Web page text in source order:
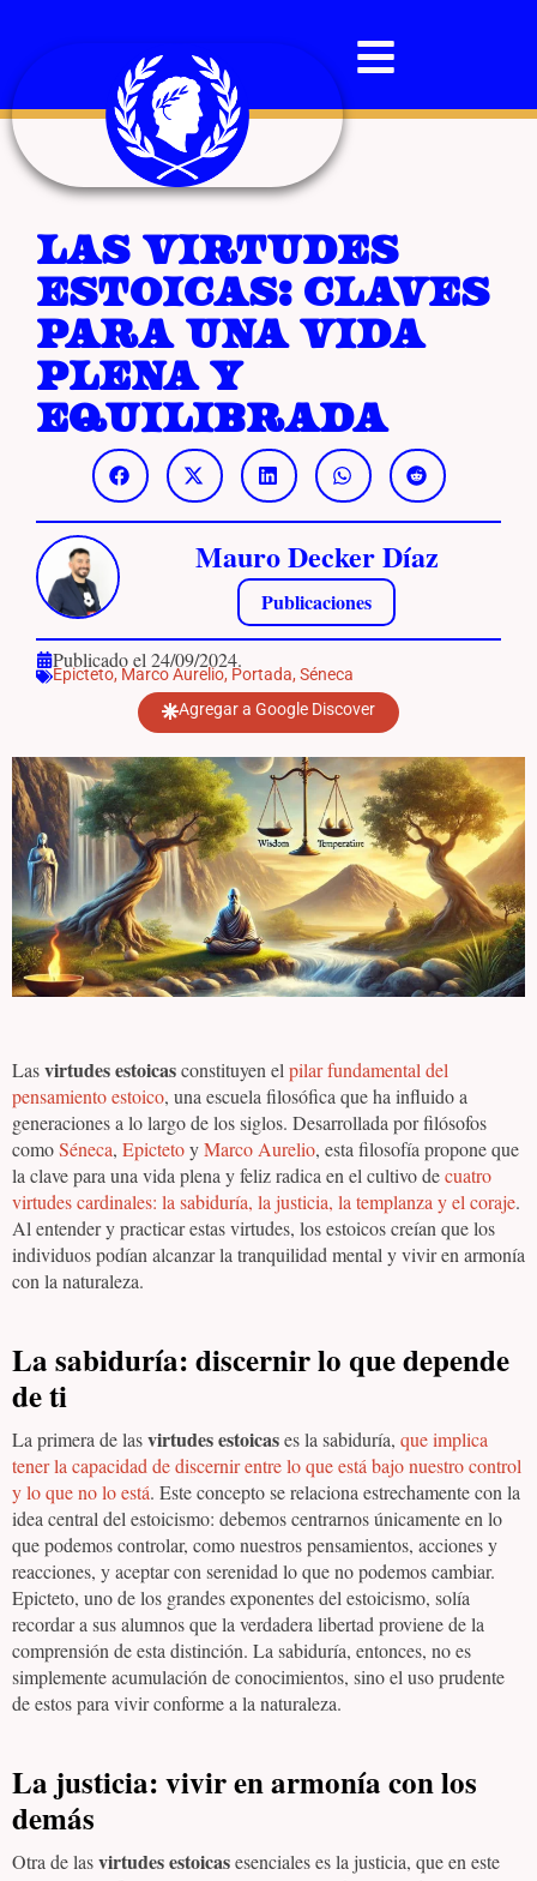
Las virtudes
estoicas: claves
para una vida
plena y
equilibrada
Mauro Decker Díaz
Publicaciones
Publicado el 24/09/2024.
Epicteto, Marco Aurelio, Portada, Séneca
Agregar a Google Discover
Lasvirtudes estoicasconstituyen el pilar fundamental del
pensamiento estoico, una escuela filosófica que ha influido a
generaciones a lo largo de los siglos. Desarrollada por filósofos
comoSéneca, EpictetoyMarco Aurelio, esta filosofía propone que
la clave para una vida plena y feliz radica en el cultivo decuatro
virtudes cardinales: la sabiduría, la justicia, la templanza y el coraje.
Al entender y practicar estas virtudes, los estoicos creían que los
individuos podían alcanzar la tranquilidad mental y vivir en armonía
con la naturaleza.
La sabiduría: discernir lo que depende
de ti
La primera de lasvirtudes estoicases la sabiduría, que implica
tener la capacidad de discernir entre lo que está bajo nuestro control
y lo que no lo está. Este concepto se relaciona estrechamente con la
idea central del estoicismo: debemos centrarnos únicamente en lo
que podemos controlar, como nuestros pensamientos, acciones y
reacciones, y aceptar con serenidad lo que no podemos cambiar.
Epicteto, uno de los grandes exponentes del estoicismo, solía
recordar a sus alumnos que la verdadera libertad proviene de la
comprensión de esta distinción. La sabiduría, entonces, no es
simplemente acumulación de conocimientos, sino el uso prudente
de estos para vivir conforme a la naturaleza.
La justicia: vivir en armonía con los
demás
Otra de lasvirtudes estoicasesenciales es la justicia, que en este